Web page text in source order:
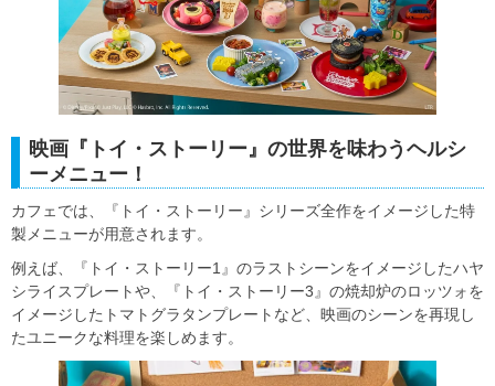
映画『トイ・ストーリー』の世界を味わうヘルシ
ーメニュー！
カフェでは、『トイ・ストーリー』シリーズ全作をイメージした特
製メニューが用意されます。
例えば、『トイ・ストーリー1』のラストシーンをイメージしたハヤ
シライスプレートや、『トイ・ストーリー3』の焼却炉のロッツォを
イメージしたトマトグラタンプレートなど、映画のシーンを再現し
たユニークな料理を楽しめます。